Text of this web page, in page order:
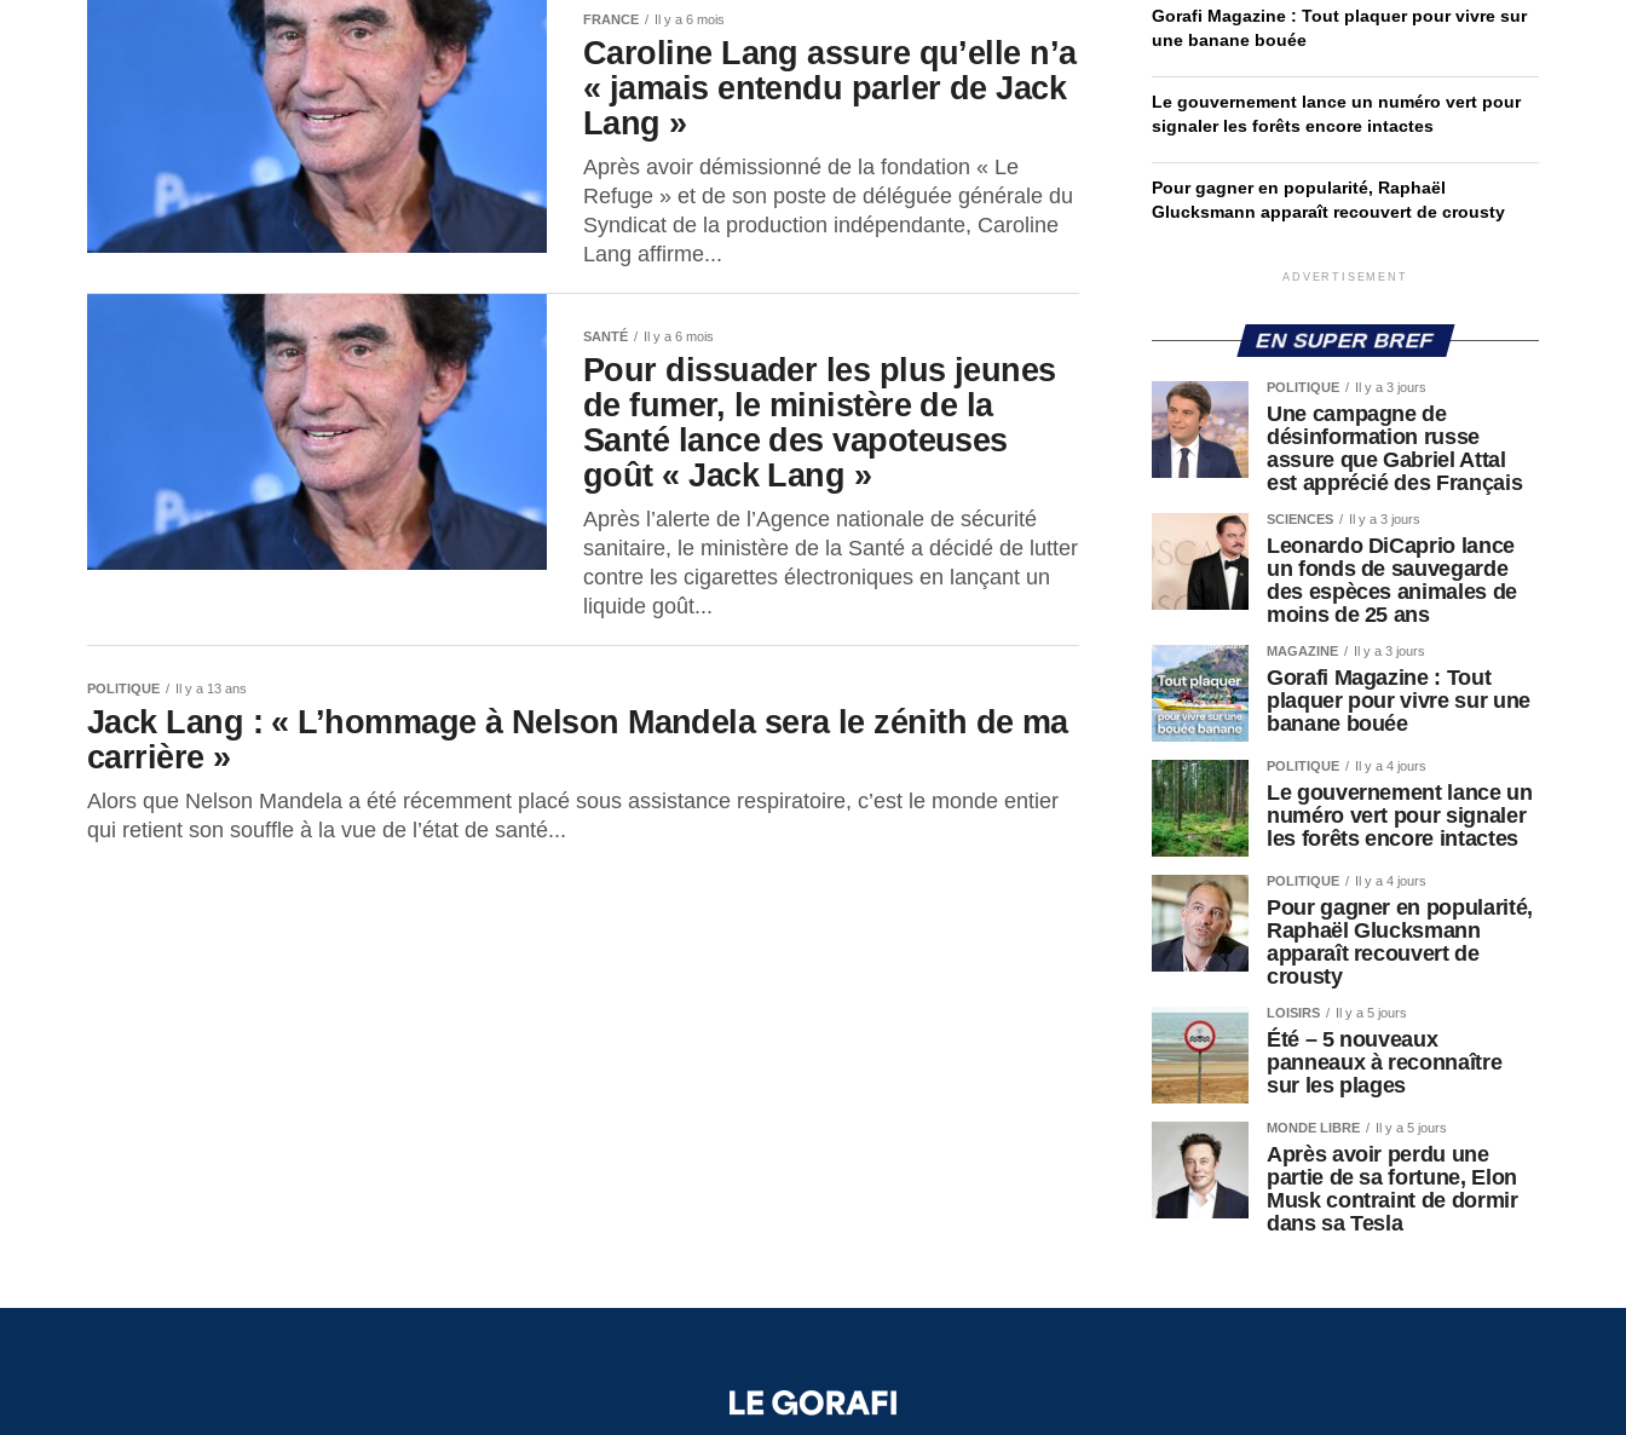
FRANCE Il y a 6 mois
Caroline Lang assure qu’elle n’a
« jamais entendu parler de Jack
Lang »
Après avoir démissionné de la fondation « Le
Refuge » et de son poste de déléguée générale du
Syndicat de la production indépendante, Caroline
Lang affirme...
SANTÉ Il y a 6 mois
Pour dissuader les plus jeunes
de fumer, le ministère de la
Santé lance des vapoteuses
goût « Jack Lang »
Après l’alerte de l’Agence nationale de sécurité
sanitaire, le ministère de la Santé a décidé de lutter
contre les cigarettes électroniques en lançant un
liquide goût...
POLITIQUE Il y a 13 ans
Jack Lang : « L’hommage à Nelson Mandela sera le zénith de ma
carrière »
Alors que Nelson Mandela a été récemment placé sous assistance respiratoire, c’est le monde entier
qui retient son souffle à la vue de l’état de santé...
Gorafi Magazine : Tout plaquer pour vivre sur
une banane bouée
Le gouvernement lance un numéro vert pour
signaler les forêts encore intactes
Pour gagner en popularité, Raphaël
Glucksmann apparaît recouvert de crousty
ADVERTISEMENT
EN SUPER BREF
POLITIQUE Il y a 3 jours
Une campagne de
désinformation russe
assure que Gabriel Attal
est apprécié des Français
SCIENCES Il y a 3 jours
Leonardo DiCaprio lance
un fonds de sauvegarde
des espèces animales de
moins de 25 ans
MAGAZINE Il y a 3 jours
Gorafi Magazine : Tout
plaquer pour vivre sur une
banane bouée
POLITIQUE Il y a 4 jours
Le gouvernement lance un
numéro vert pour signaler
les forêts encore intactes
POLITIQUE Il y a 4 jours
Pour gagner en popularité,
Raphaël Glucksmann
apparaît recouvert de
crousty
LOISIRS Il y a 5 jours
Été – 5 nouveaux
panneaux à reconnaître
sur les plages
MONDE LIBRE Il y a 5 jours
Après avoir perdu une
partie de sa fortune, Elon
Musk contraint de dormir
dans sa Tesla